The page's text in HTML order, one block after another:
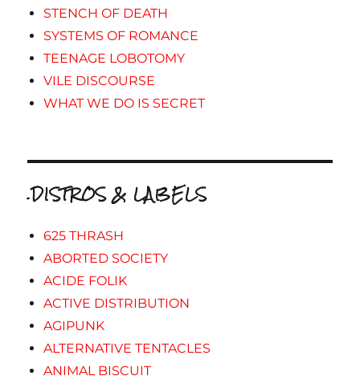
STENCH OF DEATH
SYSTEMS OF ROMANCE
TEENAGE LOBOTOMY
VILE DISCOURSE
WHAT WE DO IS SECRET
.DISTROS & LABELS
625 THRASH
ABORTED SOCIETY
ACIDE FOLIK
ACTIVE DISTRIBUTION
AGIPUNK
ALTERNATIVE TENTACLES
ANIMAL BISCUIT